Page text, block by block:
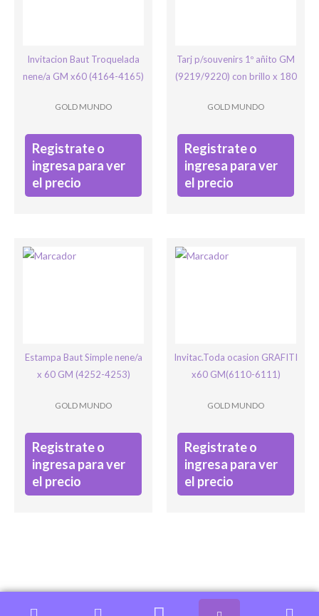
Invitacion Baut Troquelada
nene/a GM x60 (4164-4165)
GOLD MUNDO
Registrate o
ingresa para ver
el precio
Tarj p/souvenirs 1º añito GM
(9219/9220) con brillo x 180
GOLD MUNDO
Registrate o
ingresa para ver
el precio
Estampa Baut Simple nene/a
x 60 GM (4252-4253)
GOLD MUNDO
Registrate o
ingresa para ver
el precio
Invitac.Toda ocasion GRAFITI
x60 GM(6110-6111)
GOLD MUNDO
Registrate o
ingresa para ver
el precio
Ingresar